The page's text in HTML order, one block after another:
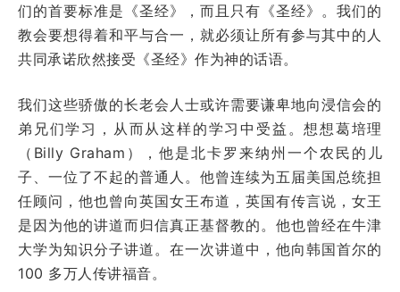
们的首要标准是《圣经》，而且只有《圣经》。我们的
教会要想得着和平与合一，就必须让所有参与其中的人
共同承诺欣然接受《圣经》作为神的话语。
我们这些骄傲的长老会人士或许需要谦卑地向浸信会的
弟兄们学习，从而从这样的学习中受益。想想葛培理
（Billy Graham），他是北卡罗来纳州一个农民的儿
子、一位了不起的普通人。他曾连续为五届美国总统担
任顾问，他也曾向英国女王布道，英国有传言说，女王
是因为他的讲道而归信真正基督教的。他也曾经在牛津
大学为知识分子讲道。在一次讲道中，他向韩国首尔的
100 多万人传讲福音。